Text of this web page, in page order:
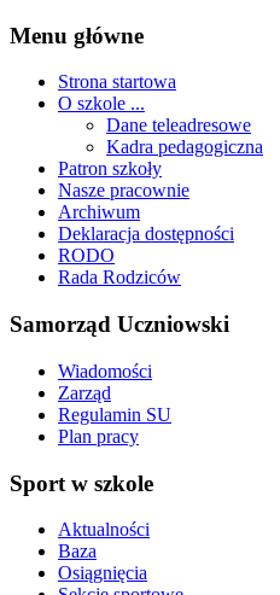
Menu główne
Strona startowa
O szkole ...
Dane teleadresowe
Kadra pedagogiczna
Patron szkoły
Nasze pracownie
Archiwum
Deklaracja dostępności
RODO
Rada Rodziców
Samorząd Uczniowski
Wiadomości
Zarząd
Regulamin SU
Plan pracy
Sport w szkole
Aktualności
Baza
Osiągnięcia